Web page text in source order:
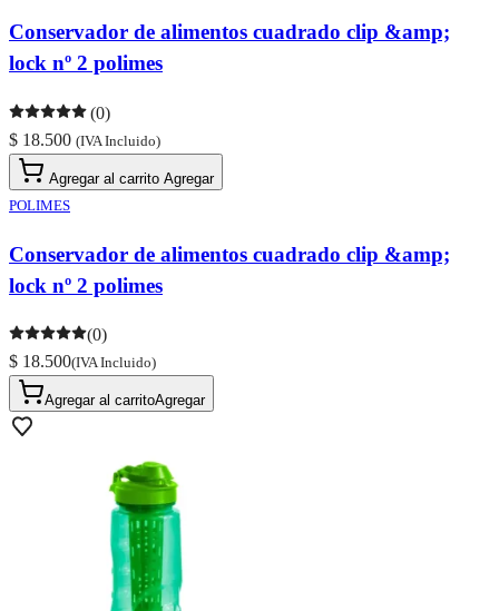
Conservador de alimentos cuadrado clip &amp;
lock nº 2 polimes
(0)
$ 18.500 (IVA Incluido)
Agregar al carrito Agregar
POLIMES
Conservador de alimentos cuadrado clip &amp;
lock nº 2 polimes
(0)
$ 18.500(IVA Incluido)
Agregar al carritoAgregar